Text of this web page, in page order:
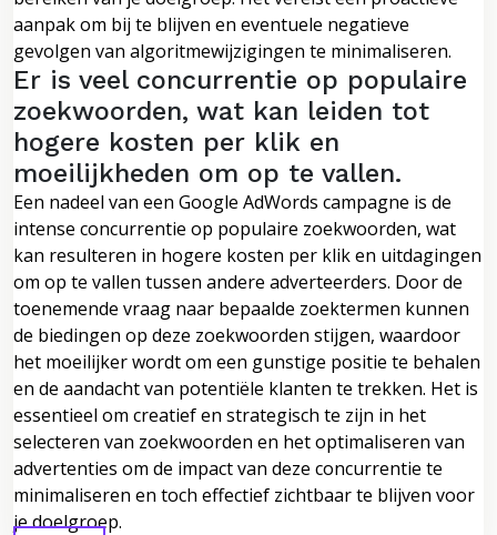
aanpak om bij te blijven en eventuele negatieve
gevolgen van algoritmewijzigingen te minimaliseren.
Er is veel concurrentie op populaire
zoekwoorden, wat kan leiden tot
hogere kosten per klik en
moeilijkheden om op te vallen.
Een nadeel van een Google AdWords campagne is de
intense concurrentie op populaire zoekwoorden, wat
kan resulteren in hogere kosten per klik en uitdagingen
om op te vallen tussen andere adverteerders. Door de
toenemende vraag naar bepaalde zoektermen kunnen
de biedingen op deze zoekwoorden stijgen, waardoor
het moeilijker wordt om een ​​gunstige positie te behalen
en de aandacht van potentiële klanten te trekken. Het is
essentieel om creatief en strategisch te zijn in het
selecteren van zoekwoorden en het optimaliseren van
advertenties om de impact van deze concurrentie te
minimaliseren en toch effectief zichtbaar te blijven voor
je doelgroep.